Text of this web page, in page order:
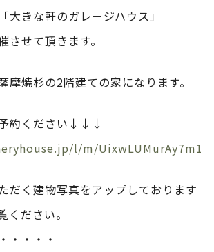
大きな軒のガレージハウス」
させて頂きます。
摩焼杉の2階建ての家になります。
約ください↓↓↓
l/m/UixwLUMurAy7m1
だく建物写真をアップしております
ください。
・・・・